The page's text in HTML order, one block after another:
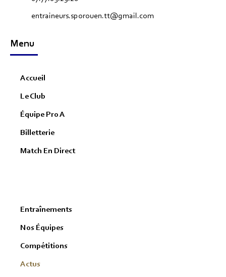
entraineurs.sporouen.tt@gmail.com
Menu
Accueil
Le Club
Équipe Pro A
Billetterie
Match En Direct
Entraînements
Nos Équipes
Compétitions
Actus